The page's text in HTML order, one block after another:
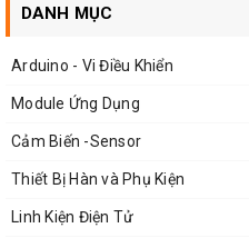
Điều chế: OOk (AM)
Nguồn Cung Cấp CCV
GND
DANH MỤC
Arduino - Vi Điều Khiển
Module Ứng Dụng
Cảm Biến -Sensor
Thiết Bị Hàn và Phụ Kiện
Linh Kiện Điện Tử